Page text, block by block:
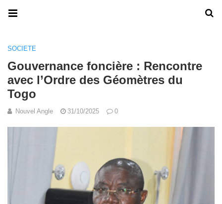
SOCIETE
Gouvernance foncière : Rencontre
avec l’Ordre des Géomètres du
Togo
Nouvel Angle 31/10/2025 0